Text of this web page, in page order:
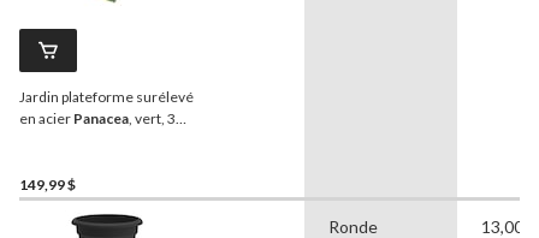
Jardin plateforme surélevé
en acier Panacea , vert, 36 x
149,99 $
Ronde 13,00